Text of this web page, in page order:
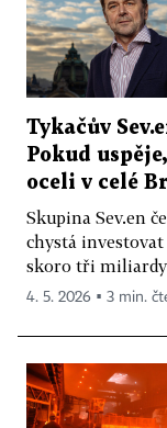
Tykačův
Pokud
oceli v celé
Skupina Sev.en
chystá
skoro tři miliardy
4. 5. 2026 ▪ 3 min.